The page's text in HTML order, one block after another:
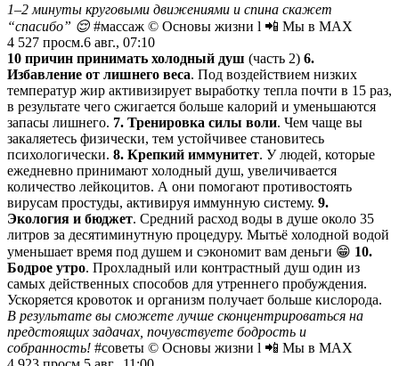
1–2 минуты круговыми движениями и спина скажет
“спасибо” 😌 #массаж © Основы жизни l 📲 Мы в MAX
4 527 просм.6 авг., 07:10
10 причин принимать холодный душ (часть 2) 6.
Избавление от лишнего веса. Под воздействием низких
температур жир активизирует выработку тепла почти в 15 раз,
в результате чего сжигается больше калорий и уменьшаются
запасы лишнего. 7. Тренировка силы воли. Чем чаще вы
закаляетесь физически, тем устойчивее становитесь
психологически. 8. Крепкий иммунитет. У людей, которые
ежедневно принимают холодный душ, увеличивается
количество лейкоцитов. А они помогают противостоять
вирусам простуды, активируя иммунную систему. 9.
Экология и бюджет. Средний расход воды в душе около 35
литров за десятиминутную процедуру. Мытьё холодной водой
уменьшает время под душем и сэкономит вам деньги 😁 10.
Бодрое утро. Прохладный или контрастный душ один из
самых действенных способов для утреннего пробуждения.
Ускоряется кровоток и организм получает больше кислорода.
В результате вы сможете лучше сконцентрироваться на
предстоящих задачах, почувствуете бодрость и
собранность! #советы © Основы жизни l 📲 Мы в MAX